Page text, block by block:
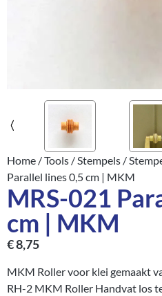
Home /Tools /Stempels /
Parallel lines 0,5 cm | MKM
MRS-021
cm | MKM
€8,75
MKM Roller voor klei gemaakt
RH-2 MKM Roller Handvat los